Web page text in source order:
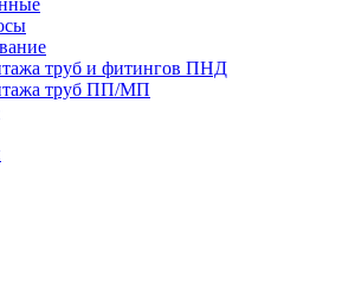
труб и фитингов ПНД
труб ПП/МП